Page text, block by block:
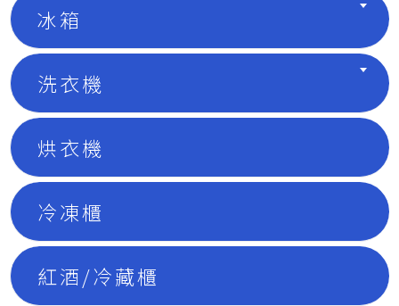
冰箱
洗衣機
烘衣機
冷凍櫃
紅酒/冷藏櫃